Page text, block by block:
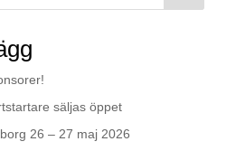
säljas öppet
26 – 27 maj 2026